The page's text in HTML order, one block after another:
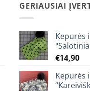
GERIAUSIAI
Kepurės
€14,90
Kepurės